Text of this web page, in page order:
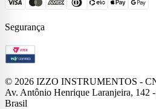
Segurança
© 2026 IZZO INSTRUMENTOS -
Av. Antônio Henrique Laranjeira, 142
Brasil